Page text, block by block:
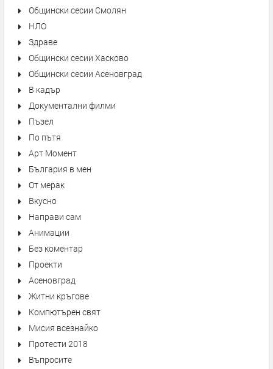
Общински сесии Смолян
НЛО
Здраве
Общински сесии Хасково
Общински сесии Асеновград
В кадър
Документални филми
Пъзел
По пътя
Арт Момент
България в мен
От мерак
Вкусно
Направи сам
Анимации
Без коментар
Проекти
Асеновград
Житни кръгове
Компютърен свят
Мисия всезнайко
Протести 2018
Въпросите